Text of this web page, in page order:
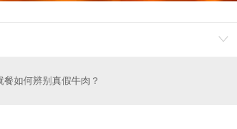
餐如何辨别真假牛肉？